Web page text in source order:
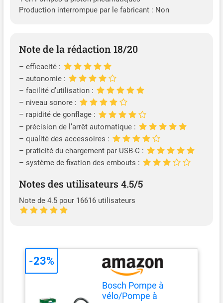
Production interrompue par le fabricant : Non
Note de la rédaction 18/20
– efficacité :
– autonomie :
– facilité d’utilisation :
– niveau sonore :
– rapidité de gonflage :
– précision de l’arrêt automatique :
– qualité des accessoires :
– praticité du chargement par USB-C :
– système de fixation des embouts :
Notes des utilisateurs 4.5/5
Note de 4.5 pour 16616 utilisateurs
Bosch Pompe à
vélo/Pompe à
-23%